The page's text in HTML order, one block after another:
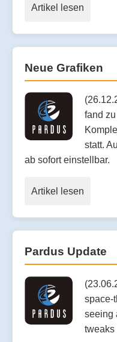
Artikel lesen
Neue Grafiken
fand
statt.
ab sofort einstellbar.
Artikel lesen
Pardus Update
space-
seeing
tweaks